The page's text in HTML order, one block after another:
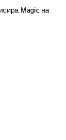
Magic на